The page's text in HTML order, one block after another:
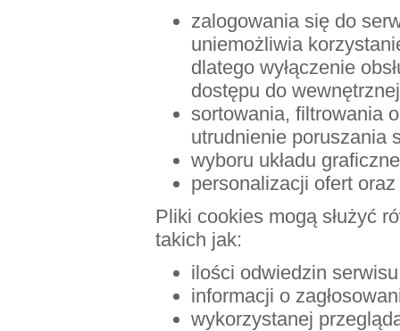
zalogowania się do
uniemożliwia
dlatego wyłączenie
dostępu do
sortowania, filtrowania
utrudnienie poruszania
wyboru układu
personalizacji ofert
Pliki cookies mogą służyć
takich jak:
ilości odwiedzin
informacji o
wykorzystanej